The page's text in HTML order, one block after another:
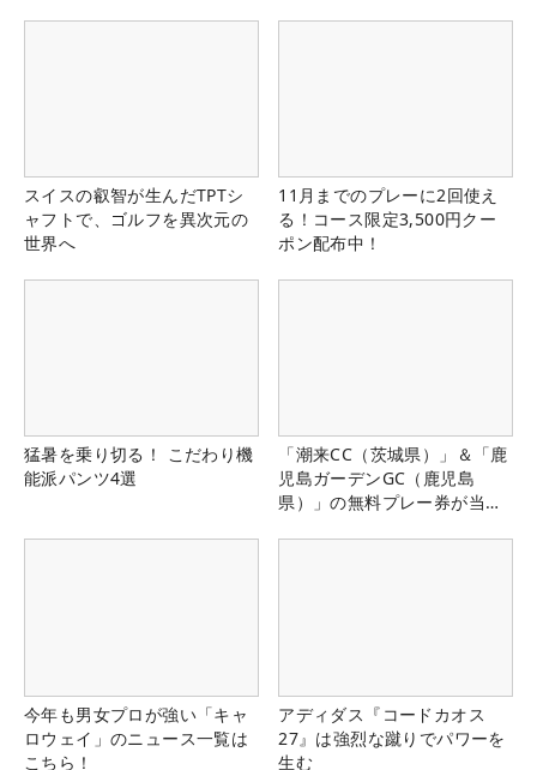
スイスの叡智が生んだTPTシ
ャフトで、ゴルフを異次元の
世界へ
11月までのプレーに2回使え
る！コース限定3,500円クー
ポン配布中！
猛暑を乗り切る！ こだわり機
能派パンツ4選
「潮来CC（茨城県）」＆「鹿
児島ガーデンGC（鹿児島
県）」の無料プレー券が当た
今年も男女プロが強い「キャ
ロウェイ」のニュース一覧は
こちら！
アディダス『コードカオス
27』は強烈な蹴りでパワーを
生む